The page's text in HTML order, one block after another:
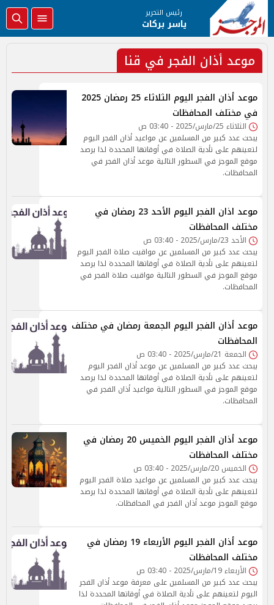
رئيس التحرير
ياسر بركات
موعد أذان الفجر في قنا
موعد أذان الفجر اليوم الثلاثاء 25 رمضان 2025
في مختلف المحافظات
الثلاثاء 25/مارس/2025 - 03:40 ص
يبحث عدد كبير من المسلمين عن مواعيد أذان الفجر اليوم
لتعينهم على تأدية الصلاة في أوقاتها المحددة لذا يرصد
موقع الموجز في السطور التالية موعد أذان الفجر في
المحافظات.
موعد اذان الفجر اليوم الأحد 23 رمضان في
مختلف المحافظات
الأحد 23/مارس/2025 - 03:40 ص
يبحث عدد كبير من المسلمين عن مواقيت صلاة الفجر اليوم
لتعينهم على تأدية الصلاة في أوقاتها المحددة لذا يرصد
موقع الموجز في السطور التالية مواقيت صلاة الفجر في
المحافظات.
موعد أذان الفجر اليوم الجمعة رمضان في مختلف
المحافظات
الجمعة 21/مارس/2025 - 03:40 ص
يبحث عدد كبير من المسلمين عن موعد أذان الفجر اليوم
لتعينهم على تأدية الصلاة في أوقاتها المحددة لذا يرصد
موقع الموجز في السطور التالية مواعيد أذان الفجر في
المحافظات.
موعد أذان الفجر اليوم الخميس 20 رمضان في
مختلف المحافظات
الخميس 20/مارس/2025 - 03:40 ص
يبحث عدد كبير من المسلمين عن مواعيد صلاة الفجر اليوم
لتعينهم على تأدية الصلاة في أوقاتها المحددة لذا يرصد
موقع الموجز موعد أذان الفجر في المحافظات.
موعد أذان الفجر اليوم الأربعاء 19 رمضان في
مختلف المحافظات
الأربعاء 19/مارس/2025 - 03:40 ص
يبحث عدد كبير من المسلمين على معرفة موعد أذان الفجر
اليوم لتعينهم على تأدية الصلاة في أوقاتها المحددة لذا